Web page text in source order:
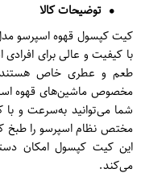
توضیحات کالا
با کیفیت و عالی برای
طعم و عطری خاص هستند.
مخصوص ماشین‌های قهوه
شما می‌توانید به‌سرعت و با
این کیت کپسول امکان
می‌کند.